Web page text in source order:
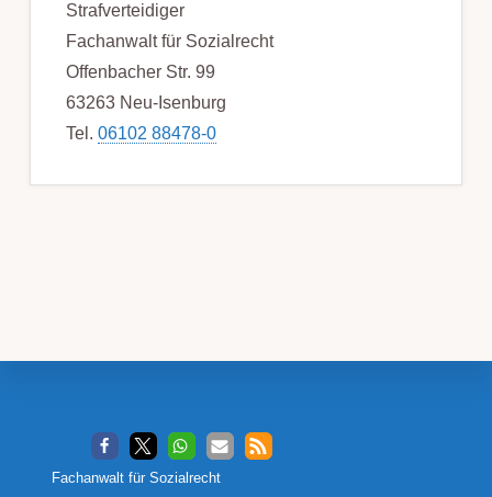
Strafverteidiger
Fachanwalt für Sozialrecht
Offenbacher Str. 99
63263 Neu-Isenburg
Tel. 06102 88478-0
Footer
Fachanwalt für Sozialrecht